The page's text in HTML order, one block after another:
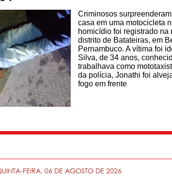
Criminosos
casa em uma motocicleta
homicídio foi registrado na
distrito de Batateiras, em
Pernambuco. A vítima foi
Silva, de 34 anos,
trabalhava como
da polícia, Jonathi foi
fogo em frente
FEIRA, 06 DE AGOSTO DE 2026